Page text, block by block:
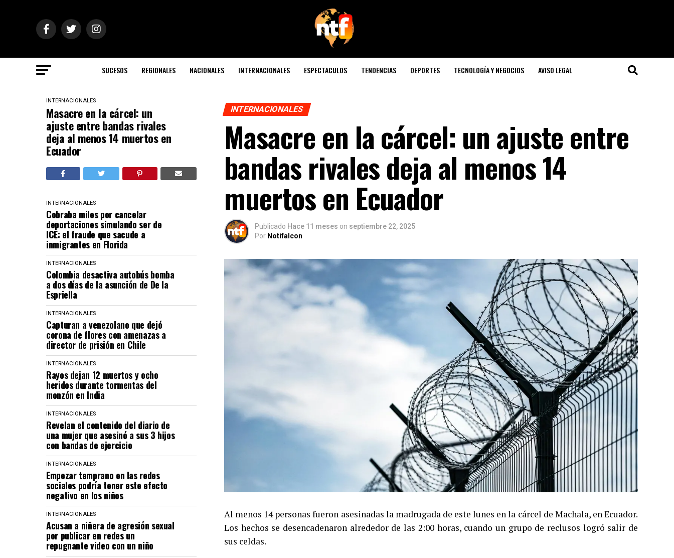
SUCESOS REGIONALES NACIONALES INTERNACIONALES ESPECTACULOS TENDENCIAS DEPORTES TECNOLOGÍA Y NEGOCIOS AVISO LEGAL
INTERNACIONALES
Masacre en la cárcel: un
ajuste entre bandas rivales
deja al menos 14 muertos en
Ecuador
INTERNACIONALES
Cobraba miles por cancelar
deportaciones simulando ser de
ICE: el fraude que sacude a
inmigrantes en Florida
INTERNACIONALES
Colombia desactiva autobús bomba
a dos días de la asunción de De la
Espriella
INTERNACIONALES
Capturan a venezolano que dejó
corona de flores con amenazas a
director de prisión en Chile
INTERNACIONALES
Rayos dejan 12 muertos y ocho
heridos durante tormentas del
monzón en India
INTERNACIONALES
Revelan el contenido del diario de
una mujer que asesinó a sus 3 hijos
con bandas de ejercicio
INTERNACIONALES
Empezar temprano en las redes
sociales podría tener este efecto
negativo en los niños
INTERNACIONALES
Acusan a niñera de agresión sexual
por publicar en redes un
repugnante video con un niño
INTERNACIONALES
Masacre en la cárcel: un ajuste entre
bandas rivales deja al menos 14
muertos en Ecuador
Publicado Hace 11 meses on septiembre 22, 2025
Por Notifalcon
Al menos 14 personas fueron asesinadas la madrugada de este lunes en la cárcel de Machala, en Ecuador.
Los hechos se desencadenaron alrededor de las 2:00 horas, cuando un grupo de reclusos logró salir de
sus celdas.